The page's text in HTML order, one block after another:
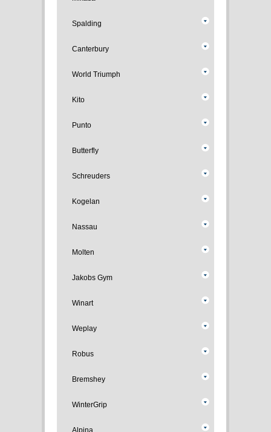
Spalding
Canterbury
World Triumph
Kito
Punto
Butterfly
Schreuders
Kogelan
Nassau
Molten
Jakobs Gym
Winart
Weplay
Robus
Bremshey
WinterGrip
Alpina